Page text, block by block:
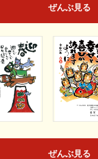
ぜんぶ見る
ぜんぶ見る